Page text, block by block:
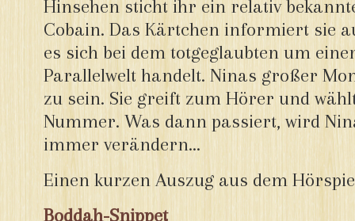
Hinsehen sticht ihr ein relativ
Cobain. Das Kärtchen informiert sie
es sich bei dem totgeglaubten um
Parallelwelt handelt. Ninas großer
zu sein. Sie greift zum Hörer und
Nummer. Was dann passiert, wird
immer verändern…
Einen kurzen Auszug aus dem
Boddah-Snippet